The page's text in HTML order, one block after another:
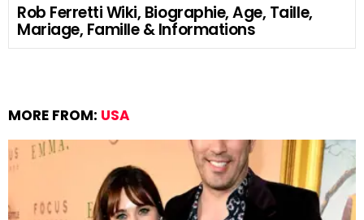
Rob Ferretti Wiki, Biographie, Age, Taille,
Mariage, Famille & Informations
MORE FROM: USA